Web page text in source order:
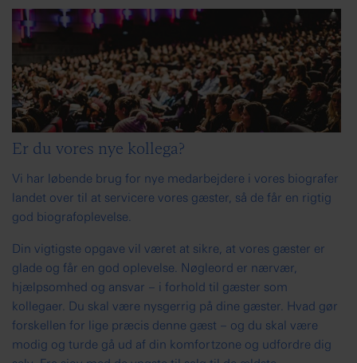
Er du vores nye kollega?
Vi har løbende brug for nye medarbejdere i vores biografer
landet over til at servicere vores gæster, så de får en rigtig
god biografoplevelse.
Din vigtigste opgave vil været at sikre, at vores gæster er
glade og får en god oplevelse. Nøgleord er nærvær,
hjælpsomhed og ansvar – i forhold til gæster som
kollegaer. Du skal være nysgerrig på dine gæster. Hvad gør
forskellen for lige præcis denne gæst – og du skal være
modig og turde gå ud af din komfortzone og udfordre dig